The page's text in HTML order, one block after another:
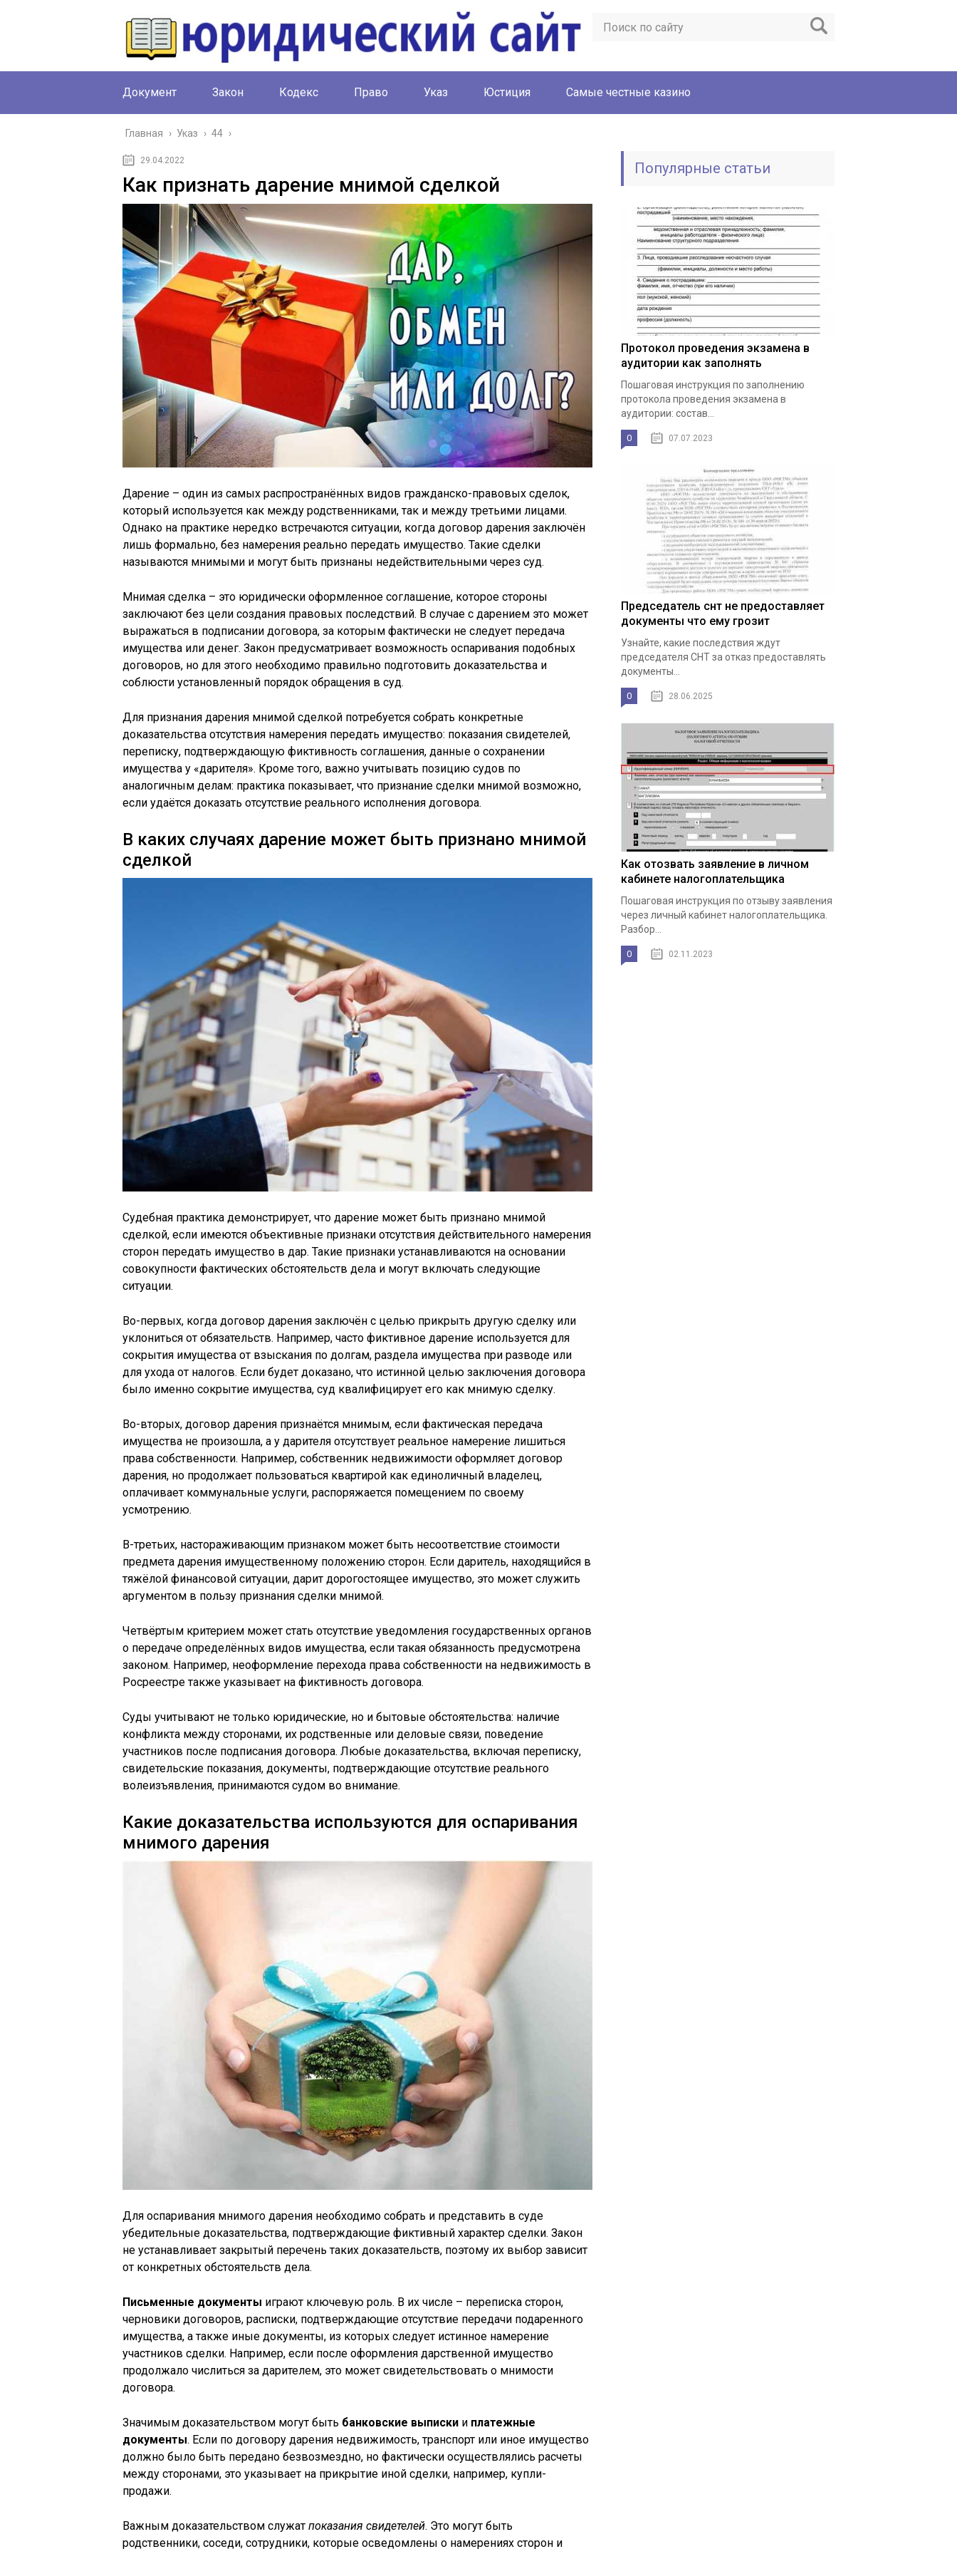
Документ Закон Кодекс Право Указ Юстиция Cамые честные казино
Главная › Указ › 44 ›
29.04.2022
Как признать дарение мнимой сделкой
Дарение – один из самых распространённых видов гражданско-правовых сделок,
который используется как между родственниками, так и между третьими лицами.
Однако на практике нередко встречаются ситуации, когда договор дарения заключён
лишь формально, без намерения реально передать имущество. Такие сделки
называются мнимыми и могут быть признаны недействительными через суд.
Мнимая сделка – это юридически оформленное соглашение, которое стороны
заключают без цели создания правовых последствий. В случае с дарением это может
выражаться в подписании договора, за которым фактически не следует передача
имущества или денег. Закон предусматривает возможность оспаривания подобных
договоров, но для этого необходимо правильно подготовить доказательства и
соблюсти установленный порядок обращения в суд.
Для признания дарения мнимой сделкой потребуется собрать конкретные
доказательства отсутствия намерения передать имущество: показания свидетелей,
переписку, подтверждающую фиктивность соглашения, данные о сохранении
имущества у «дарителя». Кроме того, важно учитывать позицию судов по
аналогичным делам: практика показывает, что признание сделки мнимой возможно,
если удаётся доказать отсутствие реального исполнения договора.
В каких случаях дарение может быть признано мнимой
сделкой
Судебная практика демонстрирует, что дарение может быть признано мнимой
сделкой, если имеются объективные признаки отсутствия действительного намерения
сторон передать имущество в дар. Такие признаки устанавливаются на основании
совокупности фактических обстоятельств дела и могут включать следующие
ситуации.
Во-первых, когда договор дарения заключён с целью прикрыть другую сделку или
уклониться от обязательств. Например, часто фиктивное дарение используется для
сокрытия имущества от взыскания по долгам, раздела имущества при разводе или
для ухода от налогов. Если будет доказано, что истинной целью заключения договора
было именно сокрытие имущества, суд квалифицирует его как мнимую сделку.
Во-вторых, договор дарения признаётся мнимым, если фактическая передача
имущества не произошла, а у дарителя отсутствует реальное намерение лишиться
права собственности. Например, собственник недвижимости оформляет договор
дарения, но продолжает пользоваться квартирой как единоличный владелец,
оплачивает коммунальные услуги, распоряжается помещением по своему
усмотрению.
В-третьих, настораживающим признаком может быть несоответствие стоимости
предмета дарения имущественному положению сторон. Если даритель, находящийся в
тяжёлой финансовой ситуации, дарит дорогостоящее имущество, это может служить
аргументом в пользу признания сделки мнимой.
Четвёртым критерием может стать отсутствие уведомления государственных органов
о передаче определённых видов имущества, если такая обязанность предусмотрена
законом. Например, неоформление перехода права собственности на недвижимость в
Росреестре также указывает на фиктивность договора.
Суды учитывают не только юридические, но и бытовые обстоятельства: наличие
конфликта между сторонами, их родственные или деловые связи, поведение
участников после подписания договора. Любые доказательства, включая переписку,
свидетельские показания, документы, подтверждающие отсутствие реального
волеизъявления, принимаются судом во внимание.
Какие доказательства используются для оспаривания
мнимого дарения
Для оспаривания мнимого дарения необходимо собрать и представить в суде
убедительные доказательства, подтверждающие фиктивный характер сделки. Закон
не устанавливает закрытый перечень таких доказательств, поэтому их выбор зависит
от конкретных обстоятельств дела.
Письменные документы играют ключевую роль. В их числе – переписка сторон,
черновики договоров, расписки, подтверждающие отсутствие передачи подаренного
имущества, а также иные документы, из которых следует истинное намерение
участников сделки. Например, если после оформления дарственной имущество
продолжало числиться за дарителем, это может свидетельствовать о мнимости
договора.
Значимым доказательством могут быть банковские выписки и платежные
документы. Если по договору дарения недвижимость, транспорт или иное имущество
должно было быть передано безвозмездно, но фактически осуществлялись расчеты
между сторонами, это указывает на прикрытие иной сделки, например, купли-
продажи.
Важным доказательством служат показания свидетелей. Это могут быть
родственники, соседи, сотрудники, которые осведомлены о намерениях сторон и
Популярные статьи
Протокол проведения экзамена в
аудитории как заполнять
Пошаговая инструкция по заполнению
протокола проведения экзамена в
аудитории: состав...
0 07.07.2023
Председатель снт не предоставляет
документы что ему грозит
Узнайте, какие последствия ждут
председателя СНТ за отказ предоставлять
документы...
0 28.06.2025
Как отозвать заявление в личном
кабинете налогоплательщика
Пошаговая инструкция по отзыву заявления
через личный кабинет налогоплательщика.
Разбор...
0 02.11.2023